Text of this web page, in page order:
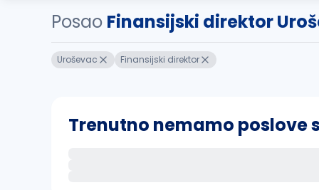
Posao Finansijski direktor
Uroševac Finansijski direktor
Trenutno nemamo poslove